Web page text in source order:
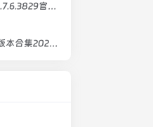
ISO工具 UltraISO9.7.6.3829官方中文注册版
iCura Windows 7 版本合集2021年8月精简版